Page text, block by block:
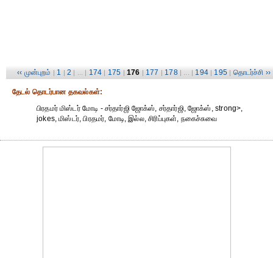
‹‹ முன்புறம் | 1 | 2 | ... | 174 | 175 | 176 | 177 | 178 | ... | 194 | 195 | தொடர்ச்சி ››
தேட‌ல் தொட‌ர்பான தகவ‌ல்க‌ள்:
பிரதமர் மிஸ்டர் மோடி - சர்தார்ஜி ஜோக்ஸ், சர்தார்ஜி, ஜோக்ஸ், strong>,
jokes, மிஸ்டர், பிரதமர், மோடி, இல்ல, சிரிப்புகள், நகைச்சுவை